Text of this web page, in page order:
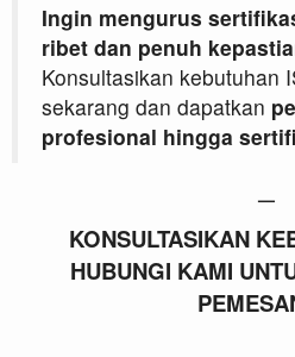
Ingin mengurus
ribet dan penuh
Konsultasikan kebutuhan
sekarang dan dapatkan
profesional hingga
—
KONSULTASIKAN
HUBUNGI KAMI